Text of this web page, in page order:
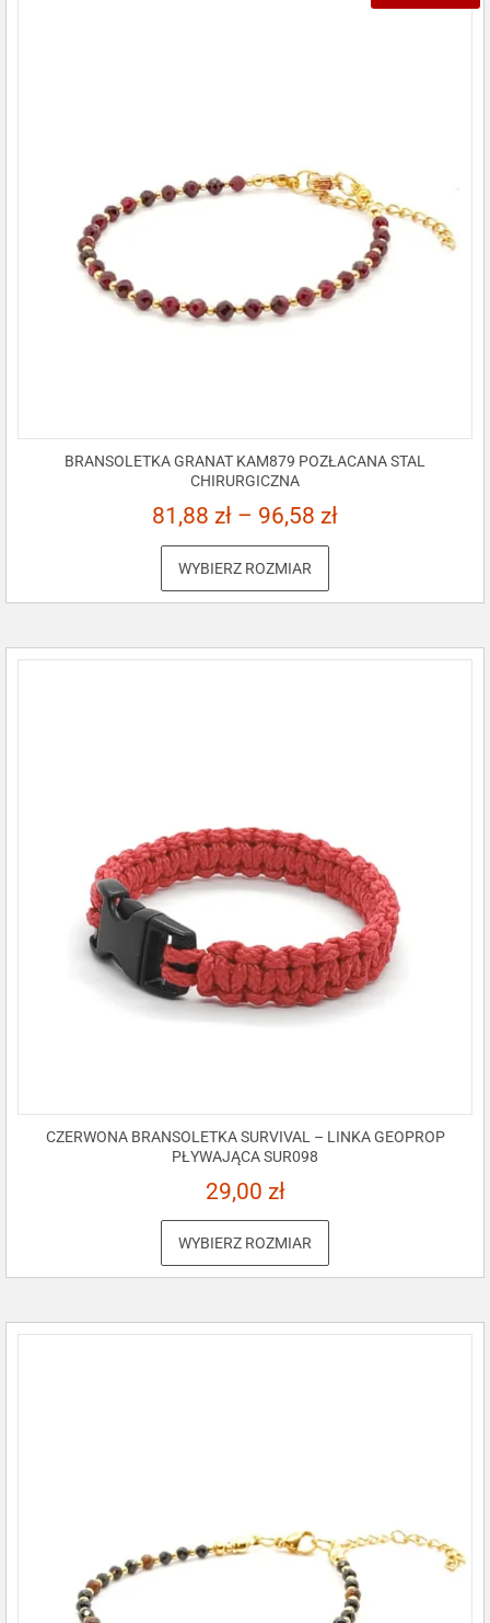
BRANSOLETKA GRANAT KAM879 POZŁACANA STAL
CHIRURGICZNA
81,88 zł – 96,58 zł
WYBIERZ ROZMIAR
CZERWONA BRANSOLETKA SURVIVAL – LINKA GEOPROP
PŁYWAJĄCA SUR098
29,00 zł
WYBIERZ ROZMIAR